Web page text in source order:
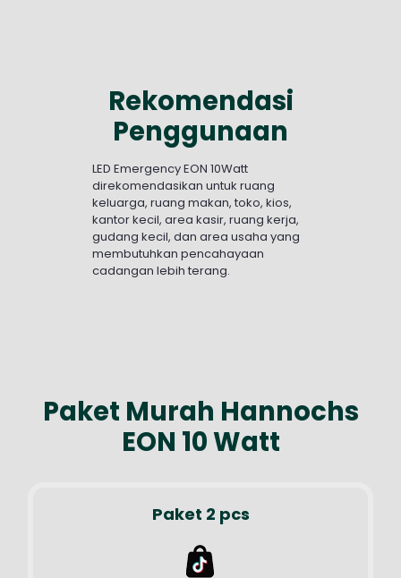
Rekomendasi
Penggunaan
LED Emergency EON 10Watt
direkomendasikan untuk ruang
keluarga, ruang makan, toko, kios,
kantor kecil, area kasir, ruang kerja,
gudang kecil, dan area usaha yang
membutuhkan pencahayaan
cadangan lebih terang.
Paket Murah Hannochs
EON 10 Watt
Paket 2 pcs